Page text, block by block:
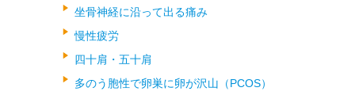
坐骨神経に沿って出る痛み
慢性疲労
四十肩・五十肩
多のう胞性で卵巣に卵が沢山（PCOS）